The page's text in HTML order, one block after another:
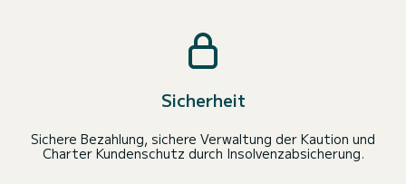
Sicherheit
Sichere Bezahlung, sichere Verwaltung der Kaution und
Charter Kundenschutz durch Insolvenzabsicherung.